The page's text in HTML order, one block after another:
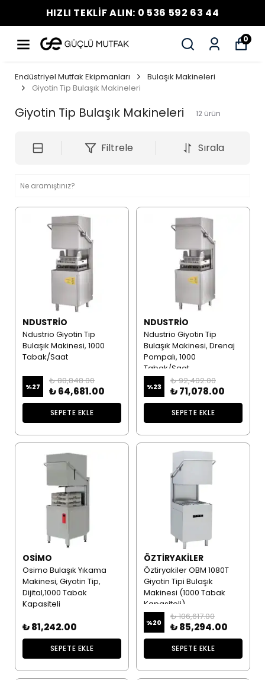
HIZLI TEKLİF ALIN: 0 536 592 63 44
0
Endüstriyel Mutfak Ekipmanları
Bulaşık Makineleri
Giyotin Tip Bulaşık Makineleri
Giyotin Tip Bulaşık Makineleri 12 ürün
Filtrele Sırala
NDUSTRIO
Ndustrio Giyotin Tip
Bulaşık Makinesi, 1000
Tabak/Saat
%27
₺ 88,848.00
₺ 64,681.00
SEPETE EKLE
NDUSTRIO
Ndustrio Giyotin Tip
Bulaşık Makinesi, Drenaj
Pompalı, 1000
Tabak/Saat
%23
₺ 92,402.00
₺ 71,078.00
SEPETE EKLE
OSIMO
Osimo Bulaşık Yıkama
Makinesi, Giyotin Tip,
Dijital,1000 Tabak
Kapasiteli
₺ 81,242.00
SEPETE EKLE
ÖZTIRYAKILER
Öztiryakiler OBM 1080T
Giyotin Tipi Bulaşık
Makinesi (1000 Tabak
Kapasiteli)
%20
₺ 106,617.00
₺ 85,294.00
SEPETE EKLE